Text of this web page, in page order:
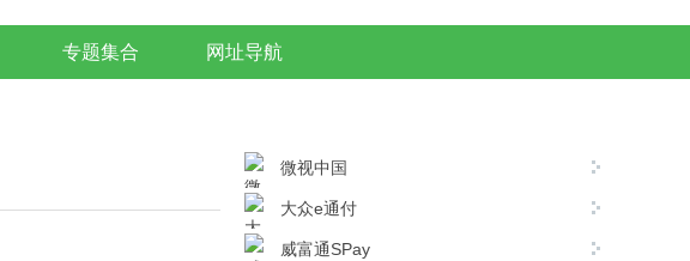
专题集合 网址导航
微视中国
大众e通付
威富通SPay